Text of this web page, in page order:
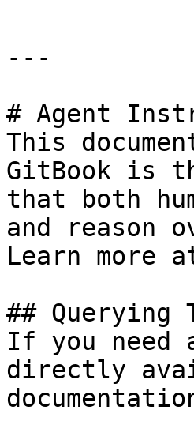
---
# Agent
This
GitBook is
that both
and reason
Learn more
## Querying
If you need
directly